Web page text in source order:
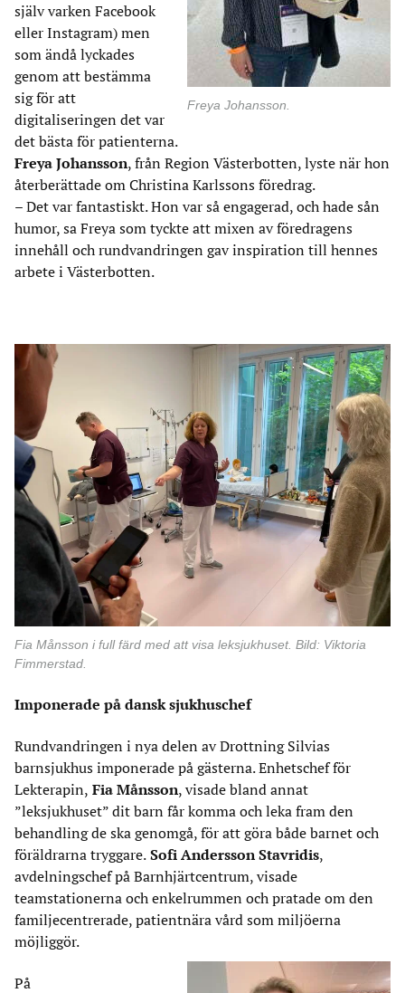
Freya Johansson.
själv varken Facebook
eller Instagram) men
som ändå lyckades
genom att bestämma
sig för att
digitaliseringen det var
det bästa för patienterna.
Freya Johansson, från Region Västerbotten, lyste när hon
återberättade om Christina Karlssons föredrag.
– Det var fantastiskt. Hon var så engagerad, och hade sån
humor, sa Freya som tyckte att mixen av föredragens
innehåll och rundvandringen gav inspiration till hennes
arbete i Västerbotten.
Fia Månsson i full färd med att visa leksjukhuset. Bild: Viktoria
Fimmerstad.
Imponerade på dansk sjukhuschef
Rundvandringen i nya delen av Drottning Silvias
barnsjukhus imponerade på gästerna. Enhetschef för
Lekterapin, Fia Månsson, visade bland annat
”leksjukhuset” dit barn får komma och leka fram den
behandling de ska genomgå, för att göra både barnet och
föräldrarna tryggare. Sofi Andersson Stavridis,
avdelningschef på Barnhjärtcentrum, visade
teamstationerna och enkelrummen och pratade om den
familjecentrerade, patientnära vård som miljöerna
möjliggör.
På